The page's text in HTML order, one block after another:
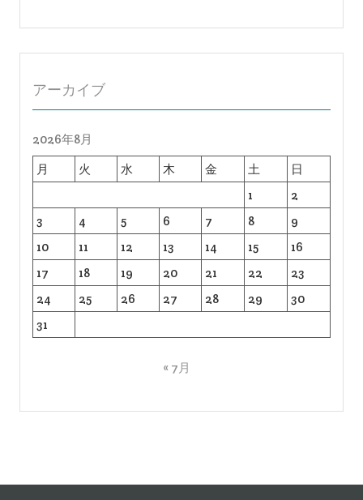
アーカイブ
2026年8月
月
火 水 木 金 土
日
1
2
3
4 5 6 7 8
9
10
11 12 13 14 15
16
17
18 19 20 21 22
23
24
25 26 27 28 29
30
31
« 7月